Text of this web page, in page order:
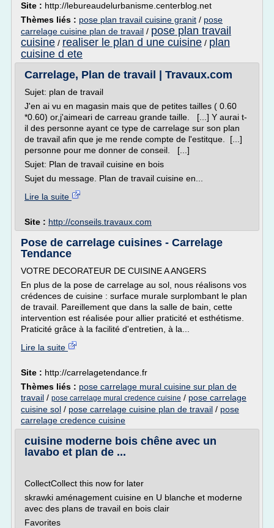
Site : http://lebureaudelurbanisme.centerblog.net
Thèmes liés : pose plan travail cuisine granit / pose
carrelage cuisine plan de travail / pose plan travail
cuisine / realiser le plan d une cuisine / plan
cuisine d ete
Carrelage, Plan de travail | Travaux.com
Sujet: plan de travail
J'en ai vu en magasin mais que de petites tailles ( 0.60
*0.60) or,j'aimeari de carreau grande taille. [...] Y aurai t-
il des personne ayant ce type de carrelage sur son plan
de travail afin que je me rende compte de l'estitque. [...]
personne pour me donner de conseil. [...]
Sujet: Plan de travail cuisine en bois
Sujet du message. Plan de travail cuisine en...
Lire la suite
Site : http://conseils.travaux.com
Pose de carrelage cuisines - Carrelage
Tendance
VOTRE DECORATEUR DE CUISINE A ANGERS
En plus de la pose de carrelage au sol, nous réalisons vos
crédences de cuisine : surface murale surplombant le plan
de travail. Pareillement que dans la salle de bain, cette
intervention est réalisée pour allier praticité et esthétisme.
Praticité grâce à la facilité d'entretien, à la...
Lire la suite
Site : http://carrelagetendance.fr
Thèmes liés : pose carrelage mural cuisine sur plan de
travail / pose carrelage mural credence cuisine / pose carrelage
cuisine sol / pose carrelage cuisine plan de travail / pose
carrelage credence cuisine
cuisine moderne bois chêne avec un
lavabo et plan de ...
CollectCollect this now for later
skrawki aménagement cuisine en U blanche et moderne
avec des plans de travail en bois clair
Favorites